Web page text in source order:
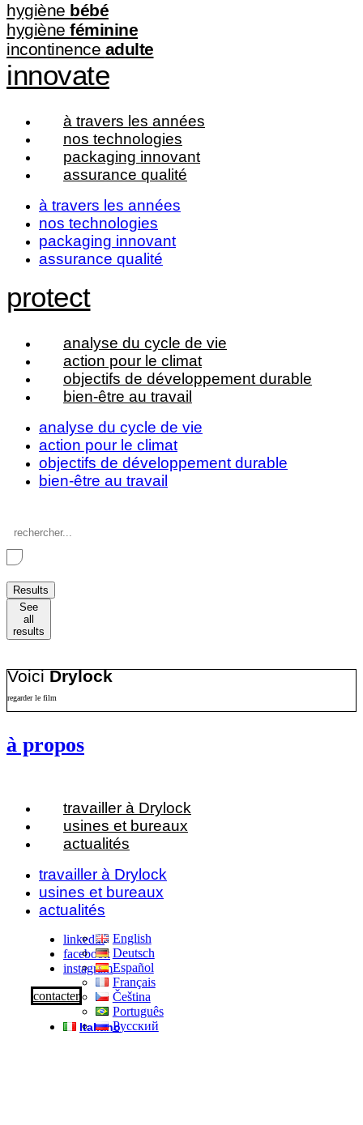
hygiène bébé
hygiène féminine
incontinence adulte
innovate
à travers les années
nos technologies
packaging innovant
assurance qualité
à travers les années
nos technologies
packaging innovant
assurance qualité
protect
analyse du cycle de vie
action pour le climat
objectifs de développement durable
bien-être au travail
analyse du cycle de vie
action pour le climat
objectifs de développement durable
bien-être au travail
Search
...
Results
See
all
results
VoiciDrylock
regarder le film
à propos
travailler à Drylock
usines et bureaux
actualités
travailler à Drylock
usines et bureaux
actualités
linkedin
facebook
instagram
contacter
Italiano
English
Deutsch
Español
Français
Čeština
Português
Русский